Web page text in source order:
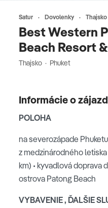
Satur Dovolenky Thajsko
Best Western
Beach Resort
Thajsko · Phuket
Informácie o
POLOHA
na severozápade
z medzinárodného letiska
km) • kyvadlová doprava
ostrova Patong Beach
VYBAVENIE , ĎALŠIE